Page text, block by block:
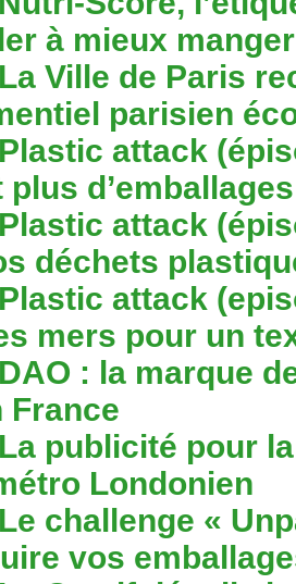
à mieux
La Ville de Paris
parisien
Plastic attack
plus
Plastic attack
déchets
Plastic attack
mers pour un
DAO : la marque
France
La publicité pour
Londonien
Le challenge «
vos